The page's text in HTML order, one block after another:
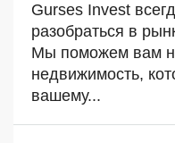
Gurses Invest
разобраться в
Мы поможем вам
недвижимость,
вашему...